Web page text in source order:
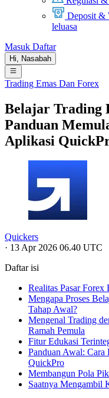
Deposit &
leluasa
Masuk Daftar
Hi, Nasabah
Trading Emas Dan Forex
Belajar Trading
Panduan
Aplikasi
Quickers
· 13 Apr 2026 06.40 UTC
Daftar isi
Realitas Pasar Forex
Mengapa Proses
Tahap Awal?
Mengenal Trading
Ramah Pemula
Fitur Edukasi
Panduan Awal:
QuickPro
Membangun Pola
Saatnya Mengambil